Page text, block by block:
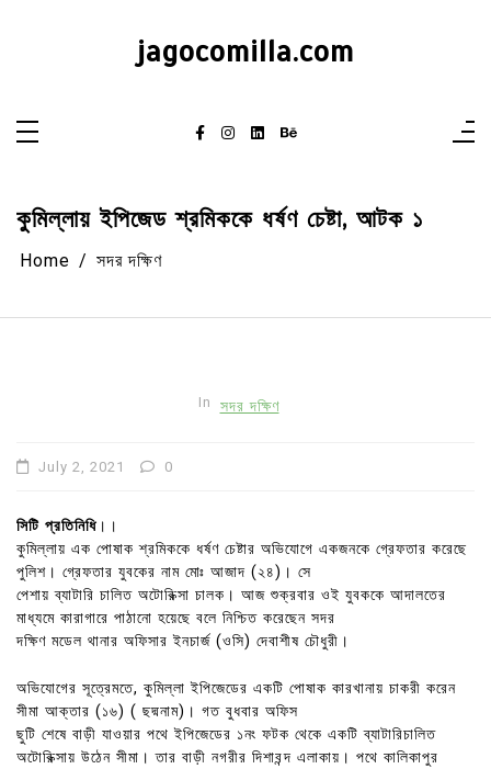
jagocomilla.com
কুমিল্লায় ইপিজেড শ্রমিককে ধর্ষণ চেষ্টা, আটক ১
Home সদর দক্ষিণ
In সদর দক্ষিণ
July 2, 2021 0
সিটি প্রতিনিধি ।।
কুমিল্লায় এক পোষাক শ্রমিককে ধর্ষণ চেষ্টার অভিযোগে একজনকে গ্রেফতার করেছে
পুলিশ। গ্রেফতার যুবকের নাম মোঃ আজাদ (২৪)। সে
পেশায় ব্যাটারি চালিত অটোরিক্সা চালক। আজ শুক্রবার ওই যুবককে আদালতের
মাধ্যমে কারাগারে পাঠানো হয়েছে বলে নিশ্চিত করেছেন সদর
দক্ষিণ মডেল থানার অফিসার ইনচার্জ (ওসি) দেবাশীষ চৌধুরী।
অভিযোগের সূত্রেমতে, কুমিল্লা ইপিজেডের একটি পোষাক কারখানায় চাকরী করেন
সীমা আক্তার (১৬) ( ছদ্মনাম)। গত বুধবার অফিস
ছুটি শেষে বাড়ী যাওয়ার পথে ইপিজেডের ১নং ফটক থেকে একটি ব্যাটারিচালিত
অটোরিক্সায় উঠেন সীমা। তার বাড়ী নগরীর দিশাবন্দ এলাকায়। পথে কালিকাপুর